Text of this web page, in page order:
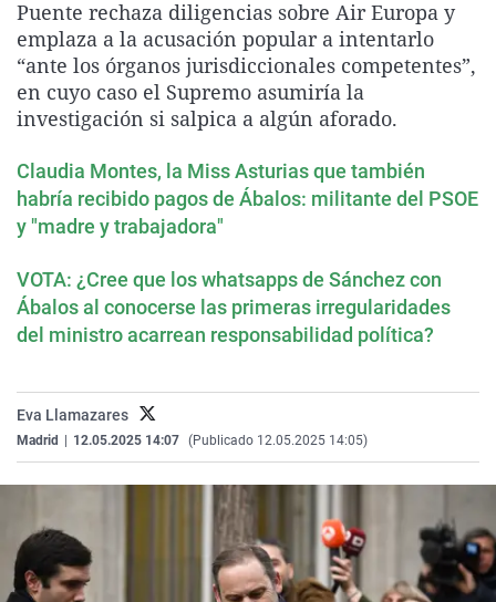
La rosa de los vientos
Gente viajera
Como el perro y el
Caso
Retornados
Equipo de
Extremadura
Galicia
La Rioja
País Vasco
Virales
Televisión
Elecciones
Puente rechaza diligencias sobre Air Europa y
emplaza a la acusación popular a intentarlo
“ante los órganos jurisdiccionales competentes”,
en cuyo caso el Supremo asumiría la
investigación si salpica a algún aforado.
Claudia Montes, la Miss Asturias que también
habría recibido pagos de Ábalos: militante del PSOE
y "madre y trabajadora"
VOTA: ¿Cree que los whatsapps de Sánchez con
Ábalos al conocerse las primeras irregularidades
del ministro acarrean responsabilidad política?
Eva Llamazares
Madrid 12.05.2025 14:07 (Publicado 12.05.2025 14:05)